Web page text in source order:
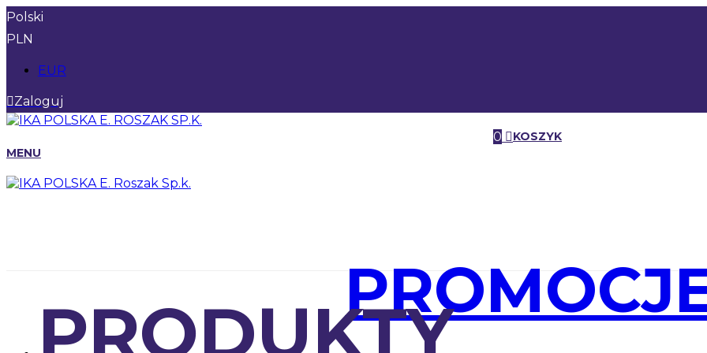
Polski
PLN
EUR
Zaloguj
0
KOSZYK
MENU
PRODUKTY